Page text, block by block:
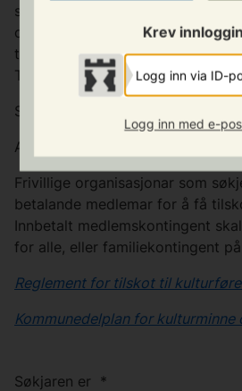
Krev
Logg inn via ID-
Logg inn med e-
sikrar den antikvariske kvaliteten
overføringsverdien til våre
til formidling av
Tilskot vert gitt etter 1/3 - dels
Søknadsfrist: 1. mars
Alle kan søkje.
Frivillige organisasjonar som
betalande medlemar for å få
Innbetalt medlemskontingent
for alle, eller familiekontingent
Reglement for tilskot til
Kommunedelplan for
Søkjaren er *